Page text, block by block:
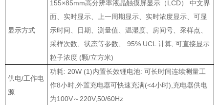
显示方式
155×85mm高分辨率液晶触摸屏显示（LCD） 中文界
面、实时显示、上一周期显示、实时浓度显示、可显
示时间、日期、测量值、温湿度、房间号、采样点、
采样次数、状态等参数、 95% UCL 计算, 可直接显示
粒子浓度 (颗/立方米)
供电/工作电
源
功耗: 20W (1)内置长效锂电池: 可长时间连续测量工
作8小时,外置充电器可快速充满(<4小时),充电器供电
为100V～220V,50/60Hz